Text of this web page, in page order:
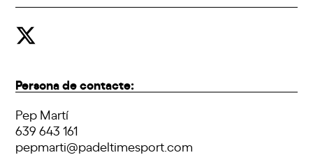
Persona de contacte:
Pep Martí
639 643 161
pepmarti@padeltimesport.com